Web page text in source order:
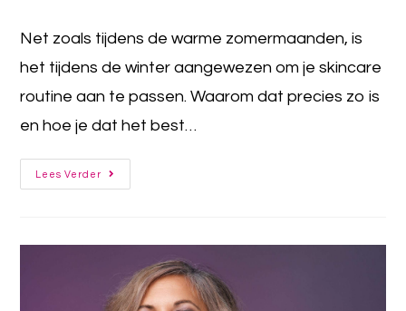
Net zoals tijdens de warme zomermaanden, is
het tijdens de winter aangewezen om je skincare
routine aan te passen. Waarom dat precies zo is
en hoe je dat het best…
Lees Verder